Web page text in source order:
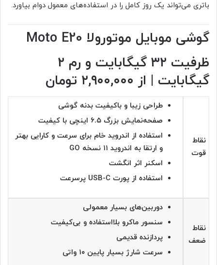
باتری می‌تواند یک روز کامل را در استفاده‌های معمول دوام بیاورد.
گوشی موبایل موتورولا Moto E20
ظرفیت ۳۲ گیگابایت و رم ۲
گیگابایت | از ۲,۹۰۰,۰۰۰ تومان
نقاط
قوت
طراحی زیبا و باکیفیت بدنه گوشی
صفحه‌نمایش بزرگ ۶.۵ اینچی با کیفیت
استفاده از اندروید خام برای سرعت و کارایی بهتر
و ارتقا به اندروید ۱۱ نسخه GO
اسکنر اثر انگشت
استفاده از پورت USB-C پرسرعت
نقاط
ضعف
دوربین‌های بسیار معمولی
سنسور ماکرو بلااستفاده و بی‌کیفیت
پردازنده قدیمی
سرعت شارژ بسیار پایین ۱۰ واتی